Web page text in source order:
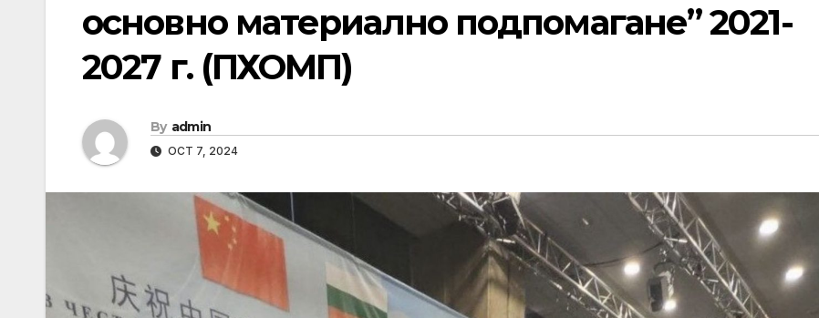
основно материално подпомагане” 2021-
2027 г. (ПХОМП)
By admin
OCT 7, 2024